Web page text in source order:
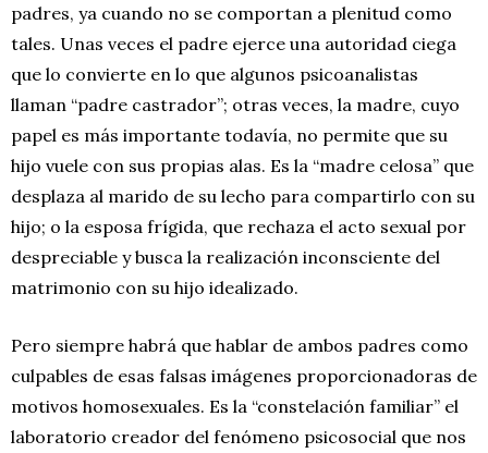
padres, ya cuando no se comportan a plenitud como
tales. Unas veces el padre ejerce una autoridad ciega
que lo convierte en lo que algunos psicoanalistas
llaman “padre castrador”; otras veces, la madre, cuyo
papel es más importante todavía, no permite que su
hijo vuele con sus propias alas. Es la “madre celosa” que
desplaza al marido de su lecho para compartirlo con su
hijo; o la esposa frígida, que rechaza el acto sexual por
despreciable y busca la realización inconsciente del
matrimonio con su hijo idealizado.
Pero siempre habrá que hablar de ambos padres como
culpables de esas falsas imágenes proporcionadoras de
motivos homosexuales. Es la “constelación familiar” el
laboratorio creador del fenómeno psicosocial que nos